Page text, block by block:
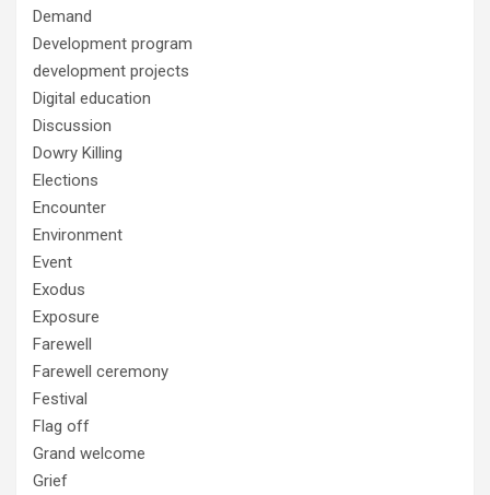
Demand
Development program
development projects
Digital education
Discussion
Dowry Killing
Elections
Encounter
Environment
Event
Exodus
Exposure
Farewell
Farewell ceremony
Festival
Flag off
Grand welcome
Grief